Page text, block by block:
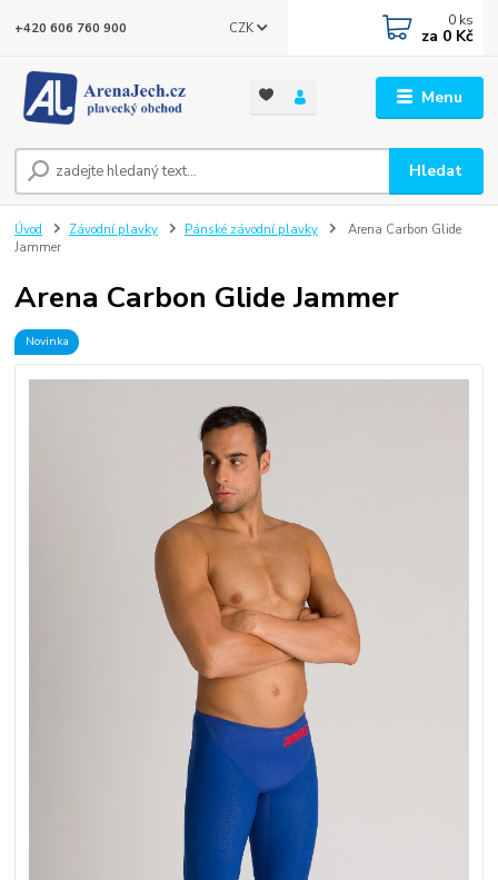
Menu
CZK
Hledat
+420 606 760 900 0 ks
za 0 Kč
Úvod Závodní plavky Pánské závodní plavky
Arena Carbon Glide
Jammer
Arena Carbon Glide Jammer
Novinka